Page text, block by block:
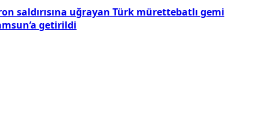
saldırısına uğrayan Türk mürettebatlı gemi
getirildi